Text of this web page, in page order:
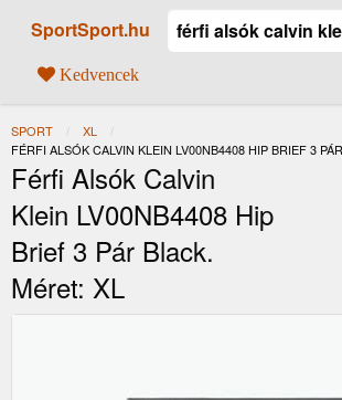
SportSport.hu
Kedvencek
SPORT
XL
JELENLEGI:
FÉRFI ALSÓK CALVIN KLEIN LV00NB4408 HIP BRIEF 3
Férfi Alsók Calvin
Klein LV00NB4408 Hip
Brief 3 Pár Black.
Méret: XL